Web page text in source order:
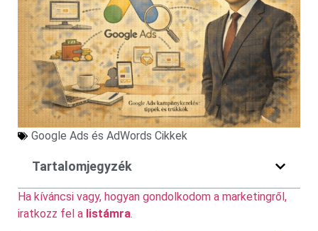
Google Ads és AdWords Cikkek
Tartalomjegyzék
Ha kíváncsi vagy, hogyan gondolkodom a marketingről,
iratkozz fel a listámra.